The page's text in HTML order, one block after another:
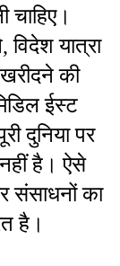
चाहिए।
विदेश यात्रा
की
ईस्ट
दुनिया पर
है। ऐसे
संसाधनों का
है।